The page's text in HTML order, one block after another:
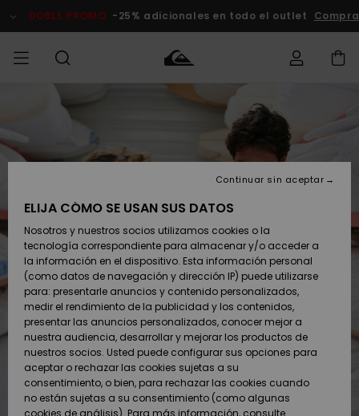
del
DOBLE PROMO -25% adicionales en todo el outlet Comprar
HOMBRE
Zapatos y
chanclas
Surf
Snow
Novedades
NIÑO
Zapatos y
chanclas
Surf
Snow
Novedades
Destacados
Snow
SURF
Highlights
Comunidad
SNOW
Snow Niños
Tienda
Snow Mujer
Destacados
Comunidad
DOBLE
PROMO
Outlet
Mujer
AYUDA &
CONTACTO
Envio
Devoluciones
Pago
Tarjeta de
regalo
Quiksilver
Freedom
Protección de
ELIJA CÓMO SE USAN SUS DATOS
Nosotros y nuestros socios utilizamos cookies o la
tecnología correspondiente para almacenar y/o acceder a
la información en el dispositivo. Esta información personal
(como datos de navegación y dirección IP) puede utilizarse
para: presentarle anuncios y contenido personalizados,
medir el rendimiento de la publicidad y los contenidos,
presentar las anuncios personalizados, conocer mejor a
nuestra audiencia, desarrollar y mejorar los productos de
nuestros socios. Usted puede configurar sus opciones para
aceptar o rechazar las cookies sujetas a su
consentimiento, o bien, para rechazar las cookies cuando
no están sujetas a su consentimiento (como algunas
cookies de análisis). Para más información, consulte
Continuar sin aceptar